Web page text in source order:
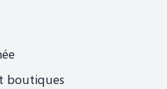
boutiques